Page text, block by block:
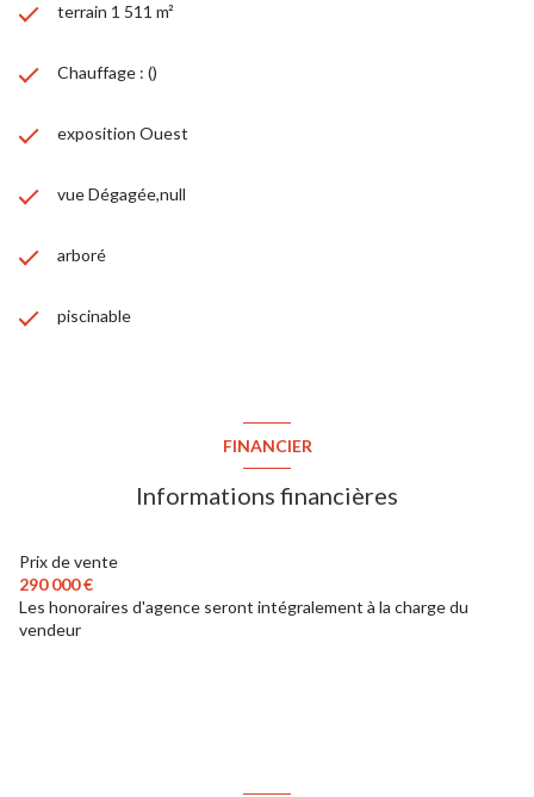
terrain 1 511 m²
Chauffage : ()
exposition Ouest
vue Dégagée,null
arboré
piscinable
FINANCIER
Informations financières
Prix de vente
290 000 €
Les honoraires d'agence seront intégralement à la charge du
vendeur